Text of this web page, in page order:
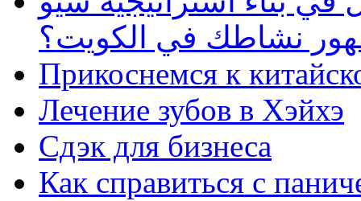
نشاطك في الكويت؟
Прикоснемся к
Лечение зубов в Хэйхэ
Сдэк для бизнеса
Как справиться с